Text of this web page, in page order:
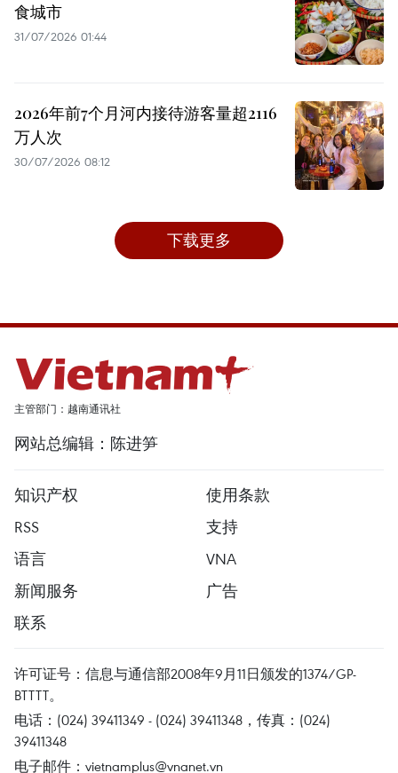
食城市
31/07/2026 01:44
2026年前7个月河内接待游客量超2116
万人次
30/07/2026 08:12
下载更多
主管部门：越南通讯社
网站总编辑：陈进笋
知识产权
使用条款
RSS
支持
语言
VNA
新闻服务
广告
联系
许可证号：信息与通信部2008年9月11日颁发的1374/GP-
BTTTT。
电话：(024) 39411349 - (024) 39411348，传真：(024)
39411348
电子邮件： vietnamplus@vnanet.vn